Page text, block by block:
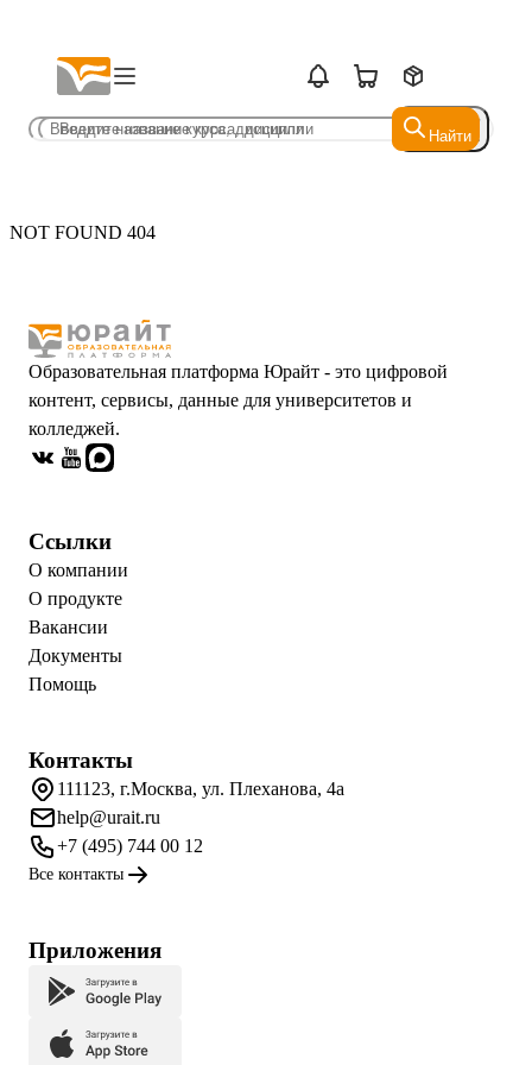
Найти
Найти
NOT FOUND 404
Образовательная платформа Юрайт - это цифровой
контент, сервисы, данные для университетов и
колледжей.
Ссылки
О компании
О продукте
Вакансии
Документы
Помощь
Контакты
111123, г.Москва, ул. Плеханова, 4а
help@urait.ru
+7 (495) 744 00 12
Все контакты
Приложения